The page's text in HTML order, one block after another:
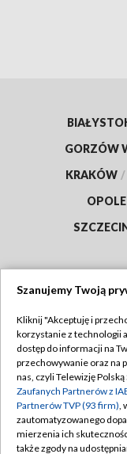
GORZÓW
KRAKÓW /
OPOLE
Abonament TVP
Emisja w TVP
Centrum
Naziemna
Szanujemy Twoją
Kliknij "Akceptuję i
korzystanie z technologii
dostęp do informacji na
przechowywanie oraz na
nas, czyli Telewizję
Zaufanych Partnerów z
Partnerów TVP (93 firm),
zautomatyzowanego
mierzenia ich
także zgody na